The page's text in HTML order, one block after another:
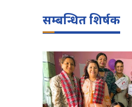
सम्बन्धित शिर्षक